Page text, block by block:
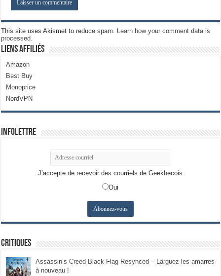
This site uses Akismet to reduce spam. Learn how your comment data is
processed.
Liens Affiliés
Amazon
Best Buy
Monoprice
NordVPN
Infolettre
J’accepte de recevoir des courriels de Geekbecois
Oui
Critiques
Assassin’s Creed Black Flag Resynced – Larguez les amarres
à nouveau !